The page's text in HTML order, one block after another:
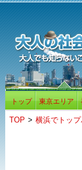
トップ 東京エリア
TOP > 横浜でトッ